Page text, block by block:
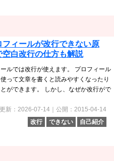
フィールが改行できない原
空白改行の仕方も解説
ルでは改行が使えます。 プロフィール
って文章を書くと読みやすくなったり
ができます。 しかし、なぜか改行がで
更新：2026-07-14｜公開：2015-04-14
改行
できない 自己紹介